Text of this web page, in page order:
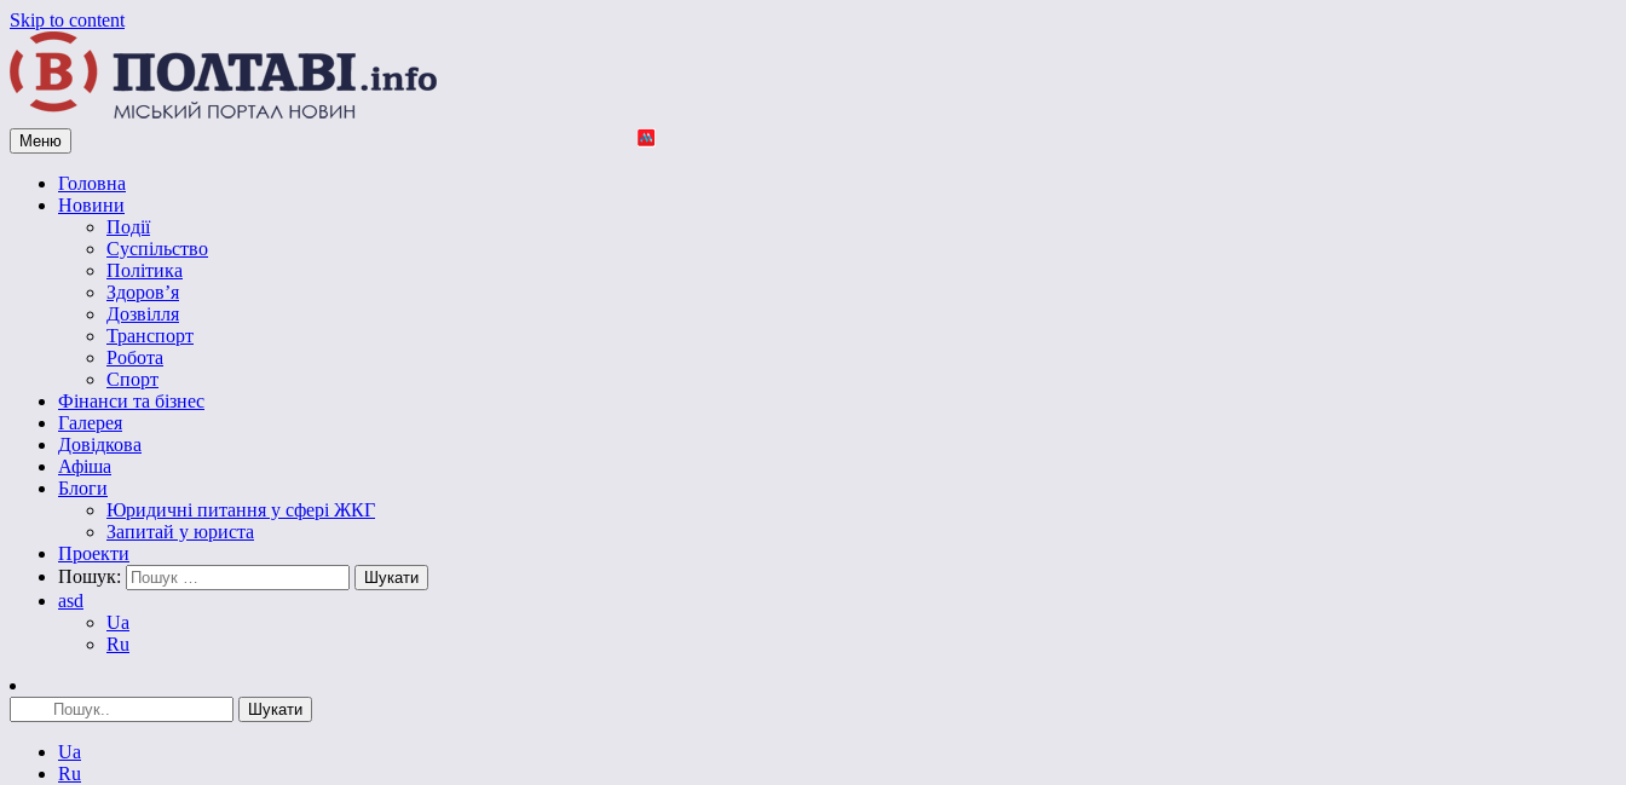
Skip to content
Vpoltave.info
Полтавський портал новин
Меню
Головна
Новини
Події
Суспільство
Політика
Здоров’я
Дозвілля
Транспорт
Робота
Спорт
Фінанси та бізнес
Галерея
Довідкова
Афіша
Блоги
Юридичні питання у сфері ЖКГ
Запитай у юриста
Проекти
Пошук:
asd
Ua
Ru
Ua
Ru